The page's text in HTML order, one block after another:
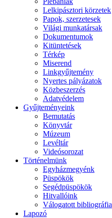
Lelkipásztori körzetek
Papok, szerzetesek
Világi munkatársak
Dokumentumok
Kitüntetések
Térkép
Miserend
Linkgyűjtemény
Nyertes pályázatok
Közbeszerzés
Adatvédelem
Gyűjteményeink
Bemutatás
Könyvtár
Múzeum
Levéltár
Videósorozat
Történelmünk
Egyházmegyénk
Püspökök
Segédpüspökök
Hitvallóink
Válogatott bibliográfia
Lapozó